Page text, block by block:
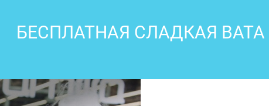
БЕСПЛАТНАЯ СЛАДКАЯ ВАТА